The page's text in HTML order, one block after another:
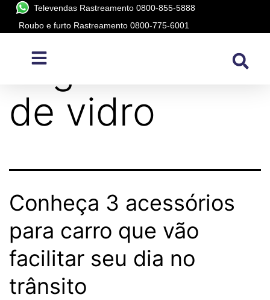
Televendas Rastreamento 0800-855-5888
Roubo e furto Rastreamento 0800-775-6001
Tag:
de vidro
Conheça 3 acessórios
para carro que vão
facilitar seu dia no
trânsito